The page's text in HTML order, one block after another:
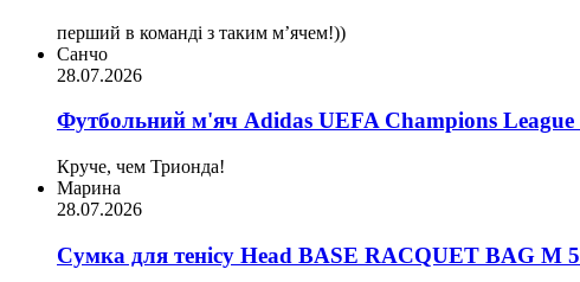
перший в команді з таким мʼячем!))
Санчо
28.07.2026
Футбольний м'яч Adidas UEFA Champions
Круче, чем Трионда!
Марина
28.07.2026
Сумка для тенісу Head BASE RACQUET BAG M